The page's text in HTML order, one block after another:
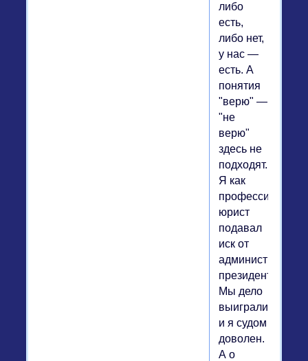
либо
есть,
либо нет,
у нас —
есть. А
понятия
"верю" —
"не
верю"
здесь не
подходят.
Я как
юрист
подавал
иск от
администрации
президента.
Мы дело
выиграли,
и я судом
доволен.
А о